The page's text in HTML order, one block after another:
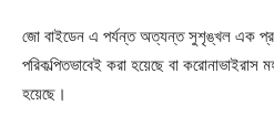
জো বাইডেন এ পর্যন্ত অত্যন্ত সুশৃঙ্খল এক
পরিকল্পিতভাবেই করা হয়েছে বা করোনাভাইরাস
হয়েছে।